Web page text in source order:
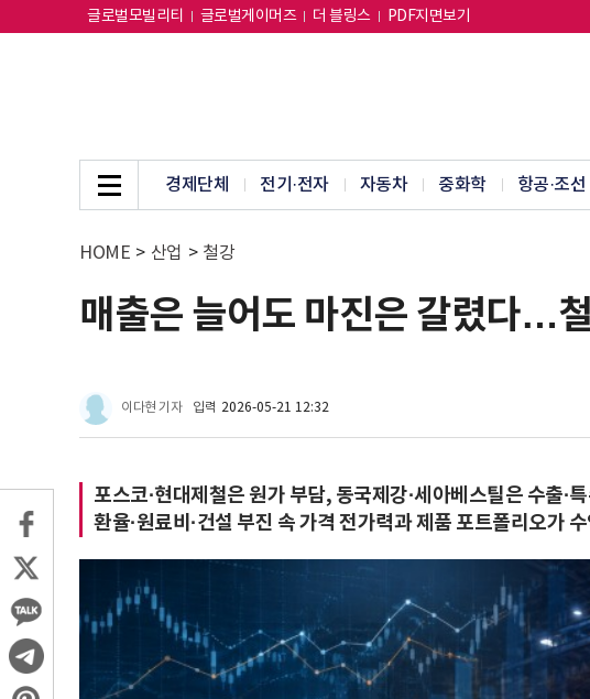
글로벌모빌리티 글로벌게이머즈 더 블링스 PDF지면보기
경제단체 전기·전자 자동차 중화학 항공·조선
HOME > 산업 > 철강
매출은 늘어도 마진은 갈렸다…
이다현 기자 입력 2026-05-21 12:32
포스코·현대제철은 원가 부담, 동국제강·세아베스틸은 수출·
환율·원료비·건설 부진 속 가격 전가력과 제품 포트폴리오가